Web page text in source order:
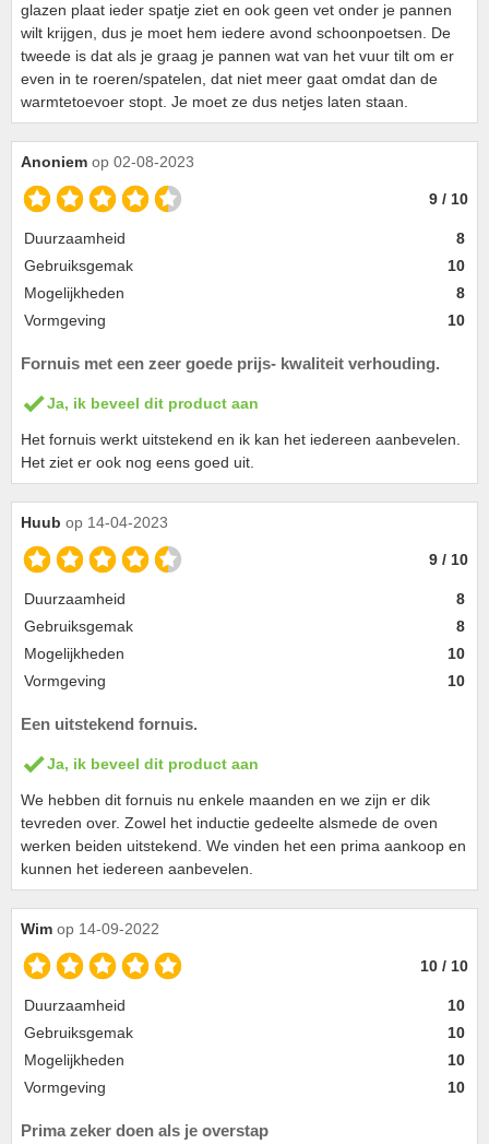
glazen plaat ieder spatje ziet en ook geen vet onder je pannen
wilt krijgen, dus je moet hem iedere avond schoonpoetsen. De
tweede is dat als je graag je pannen wat van het vuur tilt om er
even in te roeren/spatelen, dat niet meer gaat omdat dan de
warmtetoevoer stopt. Je moet ze dus netjes laten staan.
Anoniem op 02-08-2023
9 / 10
Duurzaamheid
8
Gebruiksgemak
10
Mogelijkheden
8
Vormgeving
10
Fornuis met een zeer goede prijs- kwaliteit verhouding.
Ja, ik beveel dit product aan
Het fornuis werkt uitstekend en ik kan het iedereen aanbevelen.
Het ziet er ook nog eens goed uit.
Huub op 14-04-2023
9 / 10
Duurzaamheid
8
Gebruiksgemak
8
Mogelijkheden
10
Vormgeving
10
Een uitstekend fornuis.
Ja, ik beveel dit product aan
We hebben dit fornuis nu enkele maanden en we zijn er dik
tevreden over. Zowel het inductie gedeelte alsmede de oven
werken beiden uitstekend. We vinden het een prima aankoop en
kunnen het iedereen aanbevelen.
Wim op 14-09-2022
10 / 10
Duurzaamheid
10
Gebruiksgemak
10
Mogelijkheden
10
Vormgeving
10
Prima zeker doen als je overstap